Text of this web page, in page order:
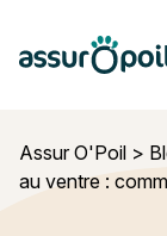
Assur O'Poil
Assur O'Poil >
au ventre :